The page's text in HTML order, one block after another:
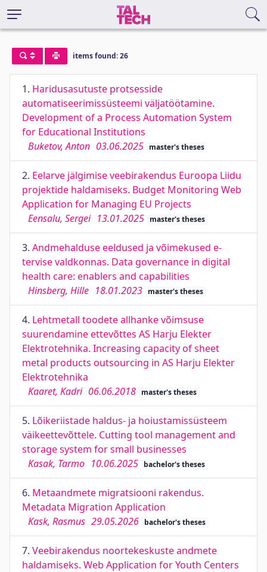
items found: 26
1. Haridusasutuste protsesside
automatiseerimissüsteemi väljatöötamine.
Development of a Process Automation System
for Educational Institutions
Buketov, Anton 03.06.2025 master's theses
2. Eelarve jälgimise veebirakendus Euroopa Liidu
projektide haldamiseks. Budget Monitoring Web
Application for Managing EU Projects
Eensalu, Sergei 13.01.2025 master's theses
3. Andmehalduse eeldused ja võimekused e-
tervise valdkonnas. Data governance in digital
health care: enablers and capabilities
Hinsberg, Hille 18.01.2023 master's theses
4. Lehtmetall toodete allhanke võimsuse
suurendamine ettevõttes AS Harju Elekter
Elektrotehnika. Increasing capacity of sheet
metal products outsourcing in AS Harju Elekter
Elektrotehnika
Kaaret, Kadri 06.06.2018 master's theses
5. Lõikeriistade haldus- ja hoiustamissüsteem
väikeettevõttele. Cutting tool management and
storage system for small businesses
Kasak, Tarmo 10.06.2025 bachelor's theses
6. Metaandmete migratsiooni rakendus.
Metadata Migration Application
Kask, Rasmus 29.05.2026 bachelor's theses
7. Veebirakendus noortekeskuste andmete
haldamiseks. Web Application for Youth Centers